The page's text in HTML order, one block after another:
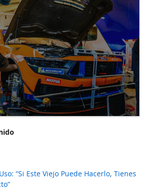
“Si Este Viejo Puede Hacerlo, Tienes